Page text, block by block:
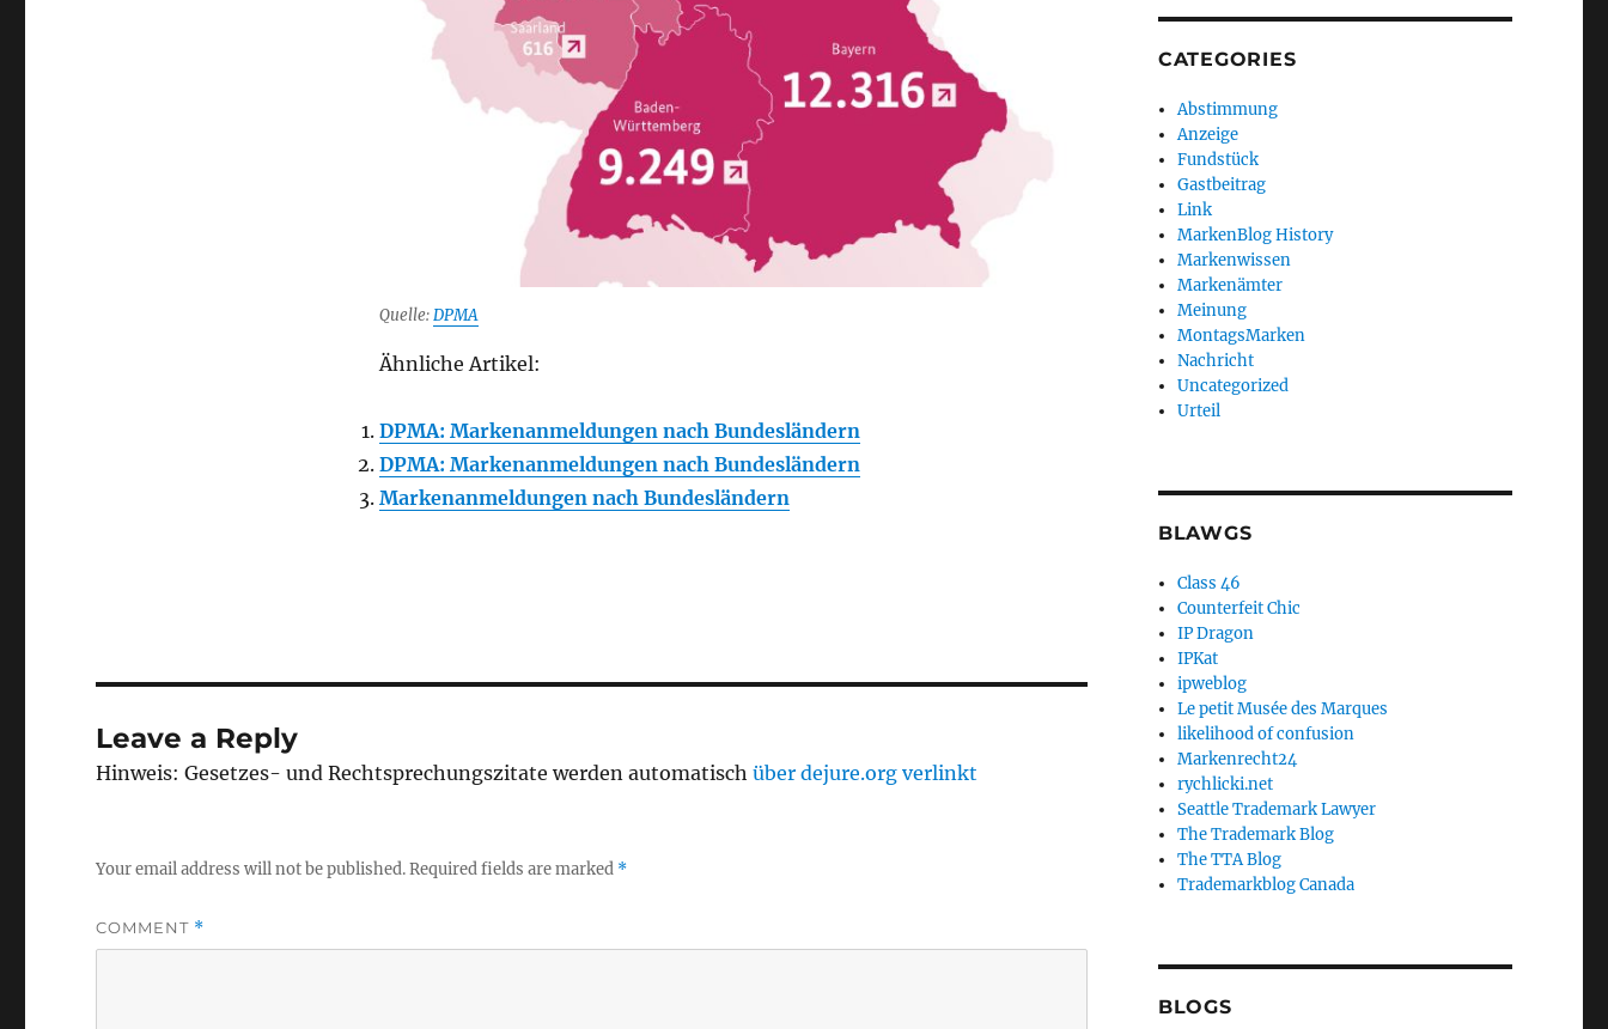
Quelle:DPMA
Ähnliche Artikel:
DPMA: Markenanmeldungen nach Bundesländern
DPMA: Markenanmeldungen nach Bundesländern
Markenanmeldungen nach Bundesländern
Leave a Reply
Hinweis: Gesetzes- und Rechtsprechungszitate werden automatischüber dejure.org verlinkt
Your email address will not be published.Required fields are marked *
COMMENT *
CATEGORIES
Abstimmung
Anzeige
Fundstück
Gastbeitrag
Link
MarkenBlog History
Markenwissen
Markenämter
Meinung
MontagsMarken
Nachricht
Uncategorized
Urteil
BLAWGS
Class 46
Counterfeit Chic
IP Dragon
IPKat
ipweblog
Le petit Musée des Marques
likelihood of confusion
Markenrecht24
rychlicki.net
Seattle Trademark Lawyer
The Trademark Blog
The TTA Blog
Trademarkblog Canada
BLOGS